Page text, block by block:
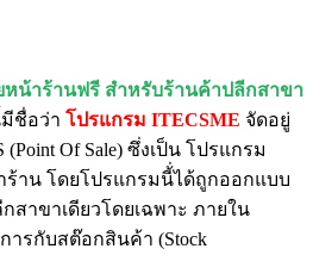
หน้าร้านฟรี สำหรับร้านค้าปลีกสาขา
ชื่อว่า โปรแกรม ITECSME จัดอยู่
Of Sale) ซึ่งเป็น โปรแกรม
าน โดยโปรแกรมนี้่ได้ถูกออกแบบ
สาขาเดียวโดยเฉพาะ ภายใน
รกับสต๊อกสินค้า (Stock